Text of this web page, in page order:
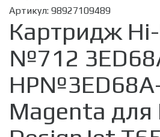
Артикул: 98927109489
Картридж
№712
Magenta для